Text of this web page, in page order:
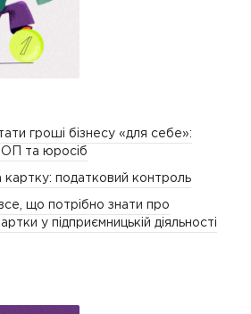
гроші бізнесу «для себе»:
та юросіб
картку: податковий контроль
що потрібно знати про
у підприємницькій діяльності